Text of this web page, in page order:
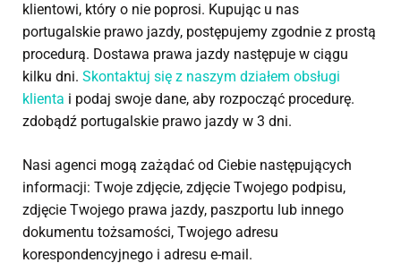
klientowi, który o nie poprosi. Kupując u nas
portugalskie prawo jazdy, postępujemy zgodnie z prostą
procedurą. Dostawa prawa jazdy następuje w ciągu
kilku dni. Skontaktuj się z naszym działem obsługi
klienta i podaj swoje dane, aby rozpocząć procedurę.
zdobądź portugalskie prawo jazdy w 3 dni.
Nasi agenci mogą zażądać od Ciebie następujących
informacji: Twoje zdjęcie, zdjęcie Twojego podpisu,
zdjęcie Twojego prawa jazdy, paszportu lub innego
dokumentu tożsamości, Twojego adresu
korespondencyjnego i adresu e-mail.